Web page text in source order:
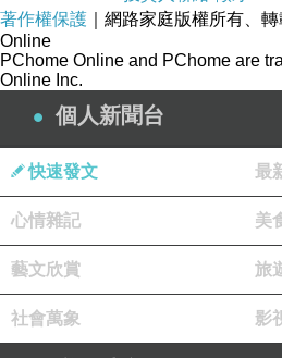
先，您需要進行營業登記
適合的高雄營登推薦的建
議：
研究不同選項： 開始前，仔
登推薦 的建議。有些是在線
是當地的政府部門或專業服
瞭解當地法規： 確保您清楚
登記法規。不同地方可能有
確保選擇的服務提供商瞭
您遵守它們。
著作權保護 ｜網路家庭版權所有、
Online
PChome Online and PChome are
Online Inc.
個人新聞台
快速發文 最
心情雜記 美
藝文欣賞 旅
社會萬象 影